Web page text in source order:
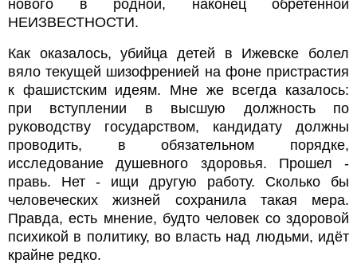
нового в родной, наконец обретенной
НЕИЗВЕСТНОСТИ.
Как оказалось, убийца детей в Ижевске болел
вяло текущей шизофренией на фоне пристрастия
к фашистским идеям. Мне же всегда казалось:
при вступлении в высшую должность по
руководству государством, кандидату должны
проводить, в обязательном порядке,
исследование душевного здоровья. Прошел -
правь. Нет - ищи другую работу. Сколько бы
человеческих жизней сохранила такая мера.
Правда, есть мнение, будто человек со здоровой
психикой в политику, во власть над людьми, идёт
крайне редко.